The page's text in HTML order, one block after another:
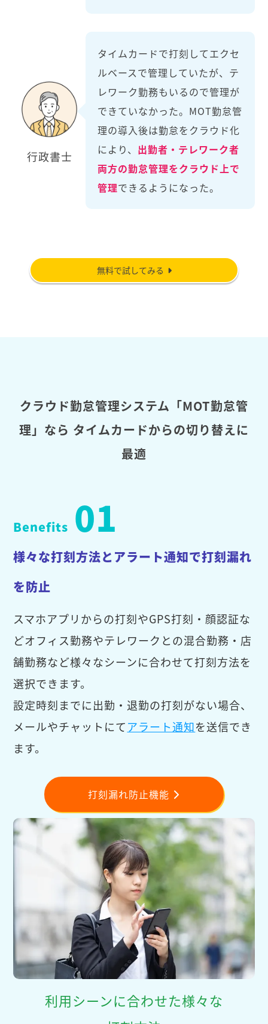
行政書士
タイムカードで打刻してエクセ
ルベースで管理していたが、テ
レワーク勤務もいるので管理が
できていなかった。MOT勤怠管
理の導入後は勤怠をクラウド化
により、 出勤者・テレワーク者
両方の勤怠管理をクラウド上で
管理できるようになった。
無料で試してみる
クラウド勤怠管理システム「MOT勤怠管
理」なら タイムカードからの切り替えに
最適
Benefits 01
様々な打刻方法とアラート通知で打刻漏れ
を防止
スマホアプリからの打刻やGPS打刻・顔認証な
どオフィス勤務やテレワークとの混合勤務・店
舗勤務など様々なシーンに合わせて打刻方法を
選択できます。
設定時刻までに出勤・退勤の打刻がない場合、
メールやチャットにてアラート通知を送信でき
ます。
打刻漏れ防止機能
利用シーンに合わせた様々な